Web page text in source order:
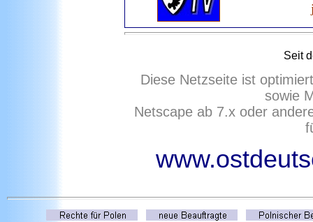
Seit
Diese Netzseite ist
sowie
Netscape ab 7.x oder